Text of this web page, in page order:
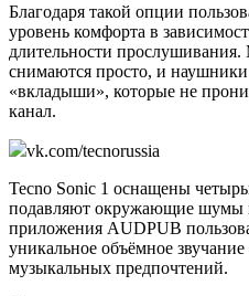
Благодаря такой опции
уровень комфорта в
длительности
снимаются просто, и
«вкладыши», которые не
канал.
vk.com/tecnorussia
Tecno Sonic 1 оснащены
подавляют окружающие шумы
приложения AUDPUB
уникальное объёмное
музыкальных предпочтений.